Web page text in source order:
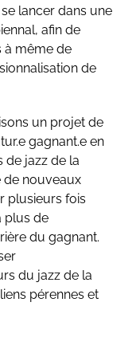
lancer dans une
afin de
même de
de
un projet de
gagnant.e en
de jazz de la
de nouveaux
plusieurs fois
plus de
du gagnant.
du jazz de la
pérennes et